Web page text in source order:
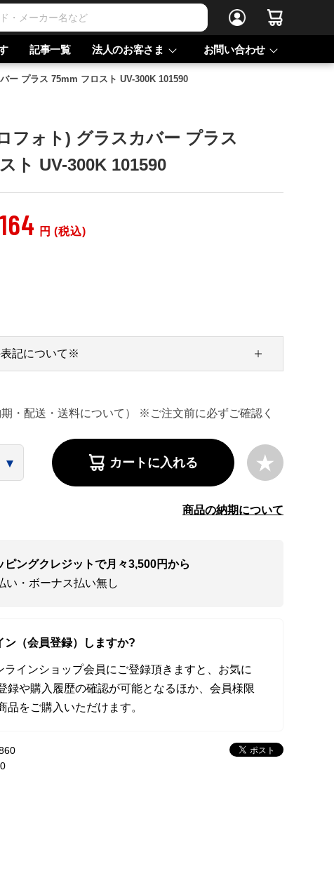
記事一覧 法人のお客さま お問い合わせ
ー プラス 75mm フロスト UV-300K 101590
フォト) グラスカバー プラス
ト UV-300K 101590
円 (税込)
・配送・送料について） ※ご注文前に必ずご確認く
記について※
カートに入れる
商品の納期について
ピングクレジットで月々3,500円から
い・ボーナス払い無し
ン（会員登録）しますか?
ラインショップ会員にご登録頂きますと、お気に
録や購入履歴の確認が可能となるほか、会員様限
品をご購入いただけます。